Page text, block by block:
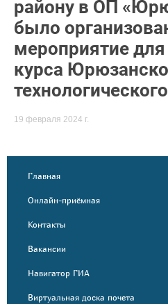
району в ОП
было
мероприятие для
курса
19 февраля 2024 г.
Главная
Онлайн-приёмная
Контакты
Вакансии
Навигатор ГИА
Виртуальная доска почета